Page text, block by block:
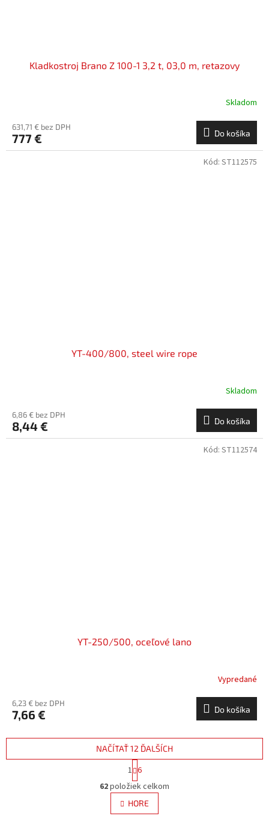
Kladkostroj Brano Z 100-1 3,2 t, 03,0 m, retazovy
Skladom
631,71 € bez DPH
777 € Do košíka
YT-400/800, steel wire rope
Skladom
6,86 € bez DPH
8,44 € Do košíka
Kód: ST112575
YT-250/500, oceľové lano
Vypredané
6,23 € bez DPH
7,66 € Do košíka
Kód: ST112574
O
v
l
á
NAČÍTAŤ 12 ĎALŠÍCH
S
t
r
á
n
k
1 6
62položiek celkom
HORE